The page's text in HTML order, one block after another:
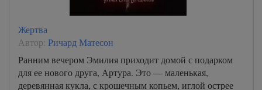
Жертва
Автор: Ричард Матесон
Ранним вечером Эмилия приходит домой с подарком
для ее нового друга, Артура. Это — маленькая,
деревянная кукла, с крошечным копьем, иглой острее